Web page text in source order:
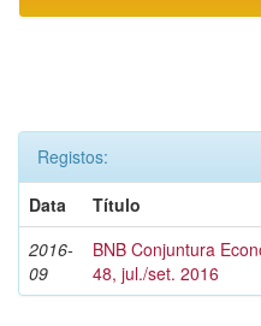
Registos:
Data
Título
2016-
09
BNB Conjuntura
48, jul./set. 2016